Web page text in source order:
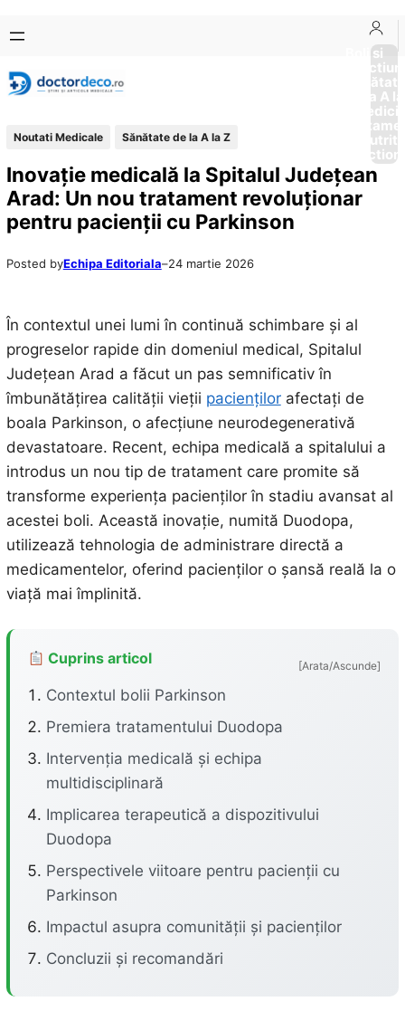
conținut
content
Boli si
Afectiuni
Sănătate
de la A
Noutati Medicale Sănătate de la A la Z
Inovație medicală la Spitalul Județean
Arad: Un nou tratament revoluționar
pentru pacienții cu Parkinson
Posted byEchipa Editoriala–24 martie 2026
În contextul unei lumi în continuă schimbare și al
progreselor rapide din domeniul medical, Spitalul
Județean Arad a făcut un pas semnificativ în
îmbunătățirea calității vieții paciențilorafectați de
boala Parkinson, o afecțiune neurodegenerativă
devastatoare. Recent, echipa medicală a spitalului a
introdus un nou tip de tratament care promite să
transforme experiența pacienților în stadiu avansat al
acestei boli. Această inovație, numită Duodopa,
utilizează tehnologia de administrare directă a
medicamentelor, oferind pacienților o șansă reală la o
viață mai împlinită.
Cuprins articol [Arata/Ascunde]
Contextul bolii Parkinson
Premiera tratamentului Duodopa
Intervenția medicală și echipa
multidisciplinară
Implicarea terapeutică a dispozitivului
Duodopa
Perspectivele viitoare pentru pacienții cu
Parkinson
Impactul asupra comunității și pacienților
Concluzii și recomandări